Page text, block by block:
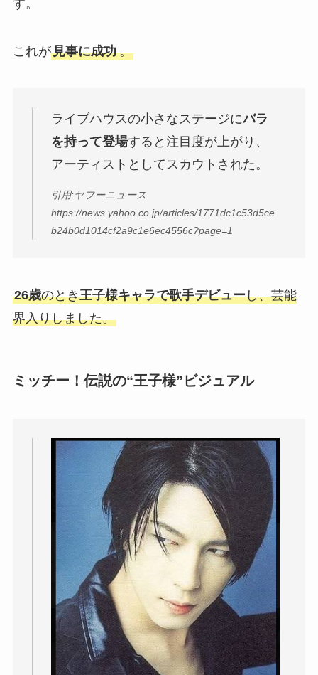
す。
これが見事に成功 。
ライブハウスの小さなステージにバラ
を持って登場すると注目度が上がり、
アーティストとしてスカウトされた。
引用:ヤフーニュース
https://news.yahoo.co.jp/articles/1771dc1c53d5ce
b24b0d1014cf2a9c1e6ec4556c?page=1
26歳のとき王子様キャラで歌手デビューし、芸能
界入りしました。
ミッチー！伝説の“王子様”ビジュアル